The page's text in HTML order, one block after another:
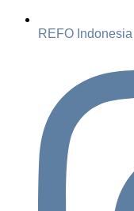
REFO Indonesia